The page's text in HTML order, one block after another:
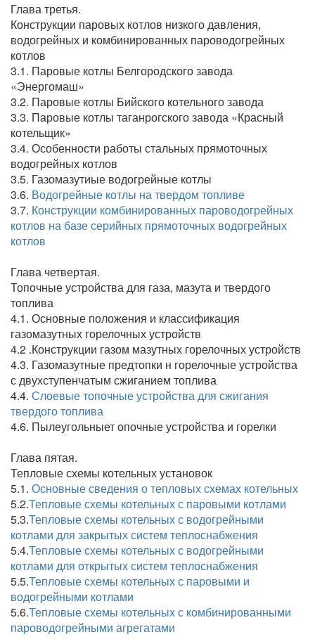
Глава третья.
Конструкции паровых котлов низкого давления,
водогрейных и комбинированных пароводогрейных
котлов
3.1. Паровые котлы Белгородского завода
«Энергомаш»
3.2. Паровые котлы Бийского котельного завода
3.3. Паровые котлы таганрогского завода «Красный
котельщик»
3.4. Особенности работы стальных прямоточных
водогрейных котлов
3.5. Газомазутиые водогрейные котлы
3.6. Водогрейные котлы на твердом топливе
3.7. Конструкции комбинированных пароводогрейных
котлов на базе серийных прямоточных водогрейных
котлов
Глава четвертая.
Топочные устройства для газа, мазута и твердого
топлива
4.1. Основные положения и классификация
газомазутных горелочных устройств
4.2 .Конструкции газом мазутных горелочных устройств
4.3. Газомазутные предтопки н горелочные устройства
с двухступенчатым сжиганием топлива
4.4. Слоевые топочные устройства для сжигания
твердого топлива
4.6. Пылеугольныет опочные устройства и горелки
Глава пятая.
Тепловые схемы котельных установок
5.1. Основные сведения о тепловых схемах котельных
5.2.Тепловые схемы котельных с паровыми котлами
5.3.Тепловые схемы котельных с водогрейными
котлами для закрытых систем теплоснабжения
5.4.Тепловые схемы котельных с водогрейными
котлами для открытых систем теплоснабжения
5.5.Тепловые схемы котельных с паровыми и
водогрейными котлами
5.6.Тепловые схемы котельных с комбинированными
пароводогрейными агрегатами